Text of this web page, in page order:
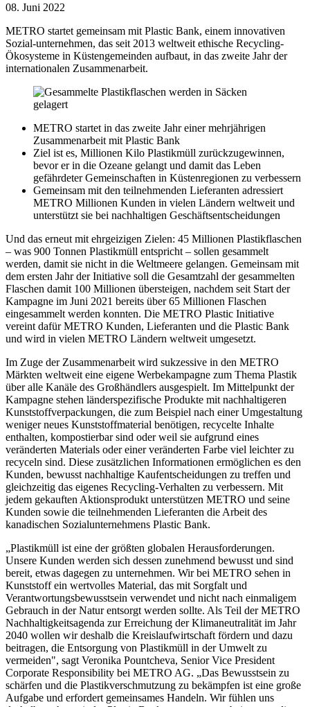
08. Juni 2022
METRO startet gemeinsam mit Plastic Bank, einem innovativen
Sozial-unternehmen, das seit 2013 weltweit ethische Recycling-
Ökosysteme in Küstengemeinden aufbaut, in das zweite Jahr der
internationalen Zusammenarbeit.
METRO startet in das zweite Jahr einer mehrjährigen
Zusammenarbeit mit Plastic Bank
Ziel ist es, Millionen Kilo Plastikmüll zurückzugewinnen,
bevor er in die Ozeane gelangt und damit das Leben
gefährdeter Gemeinschaften in Küstenregionen zu verbessern
Gemeinsam mit den teilnehmenden Lieferanten adressiert
METRO Millionen Kunden in vielen Ländern weltweit und
unterstützt sie bei nachhaltigen Geschäftsentscheidungen
Und das erneut mit ehrgeizigen Zielen: 45 Millionen Plastikflaschen
– was 900 Tonnen Plastikmüll entspricht – sollen gesammelt
werden, damit sie nicht in die Weltmeere gelangen. Gemeinsam mit
dem ersten Jahr der Initiative soll die Gesamtzahl der gesammelten
Flaschen damit 100 Millionen übersteigen, nachdem seit Start der
Kampagne im Juni 2021 bereits über 65 Millionen Flaschen
eingesammelt werden konnten. Die METRO Plastic Initiative
vereint dafür METRO Kunden, Lieferanten und die Plastic Bank
und wird in vielen METRO Ländern weltweit umgesetzt.
Im Zuge der Zusammenarbeit wird sukzessive in den METRO
Märkten weltweit eine eigene Werbekampagne zum Thema Plastik
über alle Kanäle des Großhändlers ausgespielt. Im Mittelpunkt der
Kampagne stehen länderspezifische Produkte mit nachhaltigeren
Kunststoffverpackungen, die zum Beispiel nach einer Umgestaltung
weniger neues Kunststoffmaterial benötigen, recycelte Inhalte
enthalten, kompostierbar sind oder weil sie aufgrund eines
veränderten Materials oder einer veränderten Farbe viel leichter zu
recyceln sind. Diese zusätzlichen Informationen ermöglichen es den
Kunden, bewusst nachhaltige Kaufentscheidungen zu treffen und
gleichzeitig das eigenes Recycling-Verhalten zu verbessern. Mit
jedem gekauften Aktionsprodukt unterstützen METRO und seine
Kunden sowie die teilnehmenden Lieferanten die Arbeit des
kanadischen Sozialunternehmens Plastic Bank.
„Plastikmüll ist eine der größten globalen Herausforderungen.
Unsere Kunden werden sich dessen zunehmend bewusst und sind
bereit, etwas dagegen zu unternehmen. Wir bei METRO sehen in
Kunststoff ein wertvolles Material, das mit Sorgfalt und
Verantwortungsbewusstsein verwendet und nicht nach einmaligem
Gebrauch in der Natur entsorgt werden sollte. Als Teil der METRO
Nachhaltigkeitsagenda zur Erreichung der Klimaneutralität im Jahr
2040 wollen wir deshalb die Kreislaufwirtschaft fördern und dazu
beitragen, die Entsorgung von Plastikmüll in der Umwelt zu
vermeiden", sagt Veronika Pountcheva, Senior Vice President
Corporate Responsibility bei METRO AG. „Das Bewusstsein zu
schärfen und die Plastikverschmutzung zu bekämpfen ist eine große
Aufgabe und erfordert gemeinsames Handeln. Wir fühlen uns